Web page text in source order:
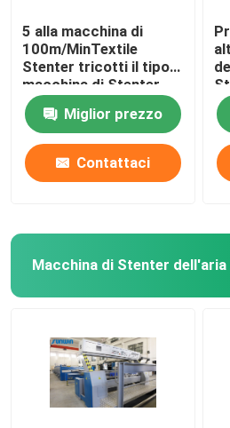
rifinitrice dello stenter
Rilassi la macchina più
5 alla macchina di
100m/MinTextile
Stenter tricotti il tipo
macchina di Stenter
dell'aria calda del
vaporeMiglior prezzo
Contattaci
Macchina di Stenter dell'aria